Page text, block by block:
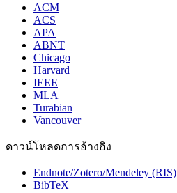
ACM
ACS
APA
ABNT
Chicago
Harvard
IEEE
MLA
Turabian
Vancouver
ดาวน์โหลดการอ้างอิง
Endnote/Zotero/Mendeley (RIS)
BibTeX